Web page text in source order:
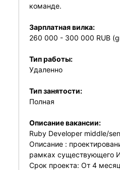
команде.
Зарплатная вилка:
260 000 - 300 000 RUB
Тип работы:
Удаленно
Тип занятости:
Полная
Описание вакансии:
Ruby Developer middle/
Описание :
рамках существующего
Срок проекта: От 4